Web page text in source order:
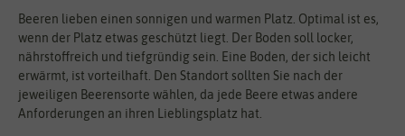
Beeren lieben einen sonnigen und warmen Platz. Optimal ist es,
wenn der Platz etwas geschützt liegt. Der Boden soll locker,
nährstoffreich und tiefgründig sein. Eine Boden, der sich leicht
erwärmt, ist vorteilhaft. Den Standort sollten Sie nach der
jeweiligen Beerensorte wählen, da jede Beere etwas andere
Anforderungen an ihren Lieblingsplatz hat.